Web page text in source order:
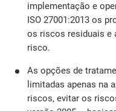
implementação e
ISO 27001:2013 os
os riscos residuais e
risco.
As opções de
limitadas apenas na
riscos, evitar os